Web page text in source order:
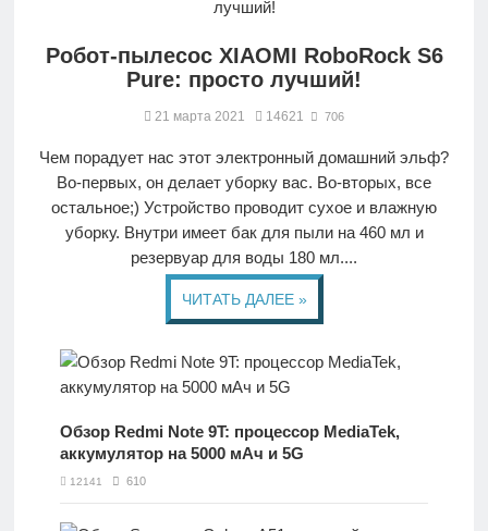
Контакты
Робот-пылесос XIAOMI RoboRock S6
Pure: просто лучший!
21 марта 2021 14621 706
Чем порадует нас этот электронный домашний эльф?
Во-первых, он делает уборку вас. Во-вторых, все
остальное;) Устройство проводит сухое и влажную
уборку. Внутри имеет бак для пыли на 460 мл и
резервуар для воды 180 мл....
ЧИТАТЬ ДАЛЕЕ »
Обзор Redmi Note 9T: процессор MediaTek,
аккумулятор на 5000 мАч и 5G
12141 610